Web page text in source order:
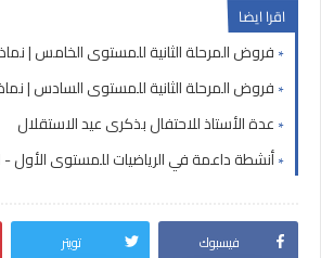
اقرا ايضا
فروض المرحلة الثانية للمستوى الخامس | نماذج
فروض المرحلة الثانية للمستوى السادس | نماذج
عدة الأستاذ للاحتفال بذكرى عيد الاستقلال
أنشطة داعمة في الرياضيات للمستوى الأول -
فيسبوك تويتر